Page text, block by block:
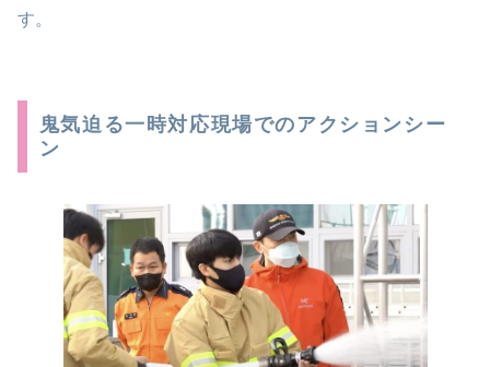
す。
鬼気迫る一時対応現場でのアクションシー
ン